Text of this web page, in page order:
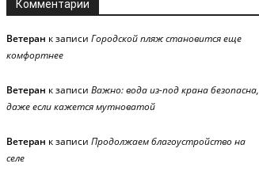
Комментарии
Ветеран к записи Городской пляж становится еще
комфортнее
Ветеран к записи Важно: вода из-под крана безопасна,
даже если кажется мутноватой
Ветеран к записи Продолжаем благоустройство на
селе